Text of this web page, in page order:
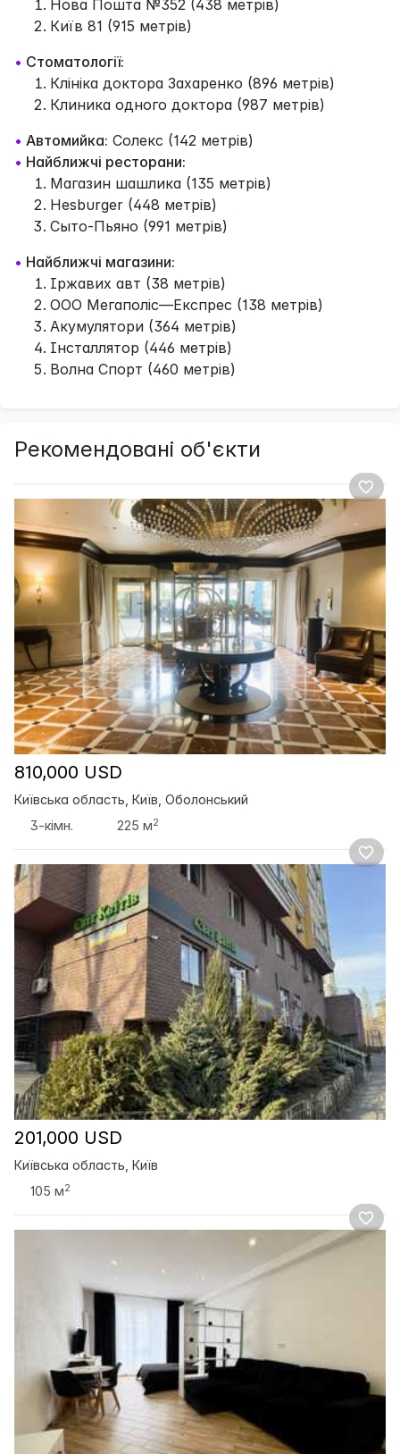
Нова Пошта №352 (438 метрів)
Київ 81 (915 метрів)
• Стоматології:
Клініка доктора Захаренко (896 метрів)
Клиника одного доктора (987 метрів)
• Автомийка: Солекс (142 метрів)
• Найближчі ресторани:
Магазин шашлика (135 метрів)
Hesburger (448 метрів)
Сыто-Пьяно (991 метрів)
• Найближчі магазини:
Іржавих авт (38 метрів)
ООО Мегаполіс—Експрес (138 метрів)
Акумулятори (364 метрів)
Інсталлятор (446 метрів)
Волна Спорт (460 метрів)
Рекомендовані об'єкти
810,000 USD
Київська область, Київ, Оболонський
3-кімн.
225 м2
201,000 USD
Київська область, Київ
105 м2